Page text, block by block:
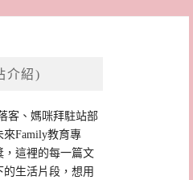
介紹)
客、媽咪拜駐站部
Family教育專
，這裡的每一篇文
生活片段，想用